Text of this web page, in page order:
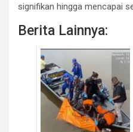
signifikan hingga mencapai
Berita Lainnya: